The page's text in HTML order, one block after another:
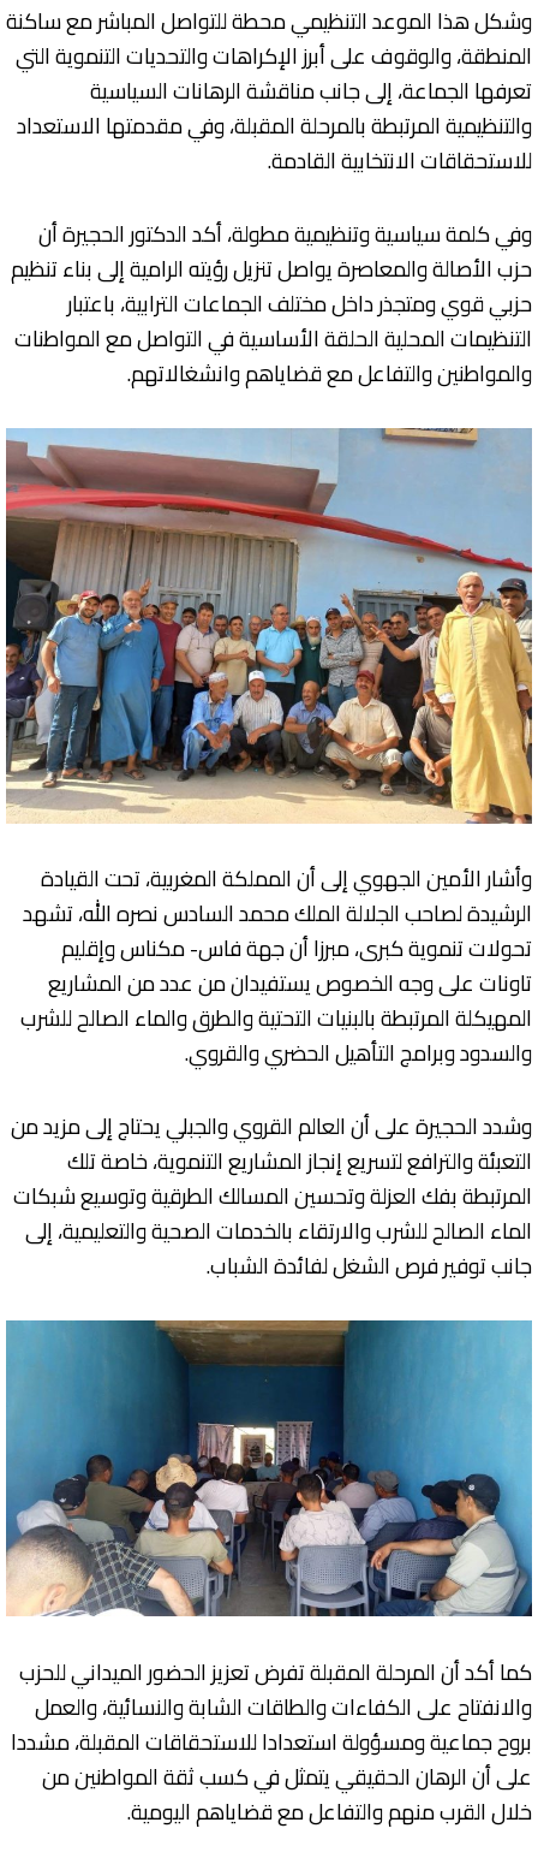
وشكل هذا الموعد التنظيمي محطة للتواصل المباشر مع ساكنة
المنطقة، والوقوف على أبرز الإكراهات والتحديات التنموية التي
تعرفها الجماعة، إلى جانب مناقشة الرهانات السياسية
والتنظيمية المرتبطة بالمرحلة المقبلة، وفي مقدمتها الاستعداد
للاستحقاقات الانتخابية القادمة.
وفي كلمة سياسية وتنظيمية مطولة، أكد الدكتور الحجيرة أن
حزب الأصالة والمعاصرة يواصل تنزيل رؤيته الرامية إلى بناء تنظيم
حزبي قوي ومتجذر داخل مختلف الجماعات الترابية، باعتبار
التنظيمات المحلية الحلقة الأساسية في التواصل مع المواطنات
والمواطنين والتفاعل مع قضاياهم وانشغالاتهم.
وأشار الأمين الجهوي إلى أن المملكة المغربية، تحت القيادة
الرشيدة لصاحب الجلالة الملك محمد السادس نصره الله، تشهد
تحولات تنموية كبرى، مبرزا أن جهة فاس- مكناس وإقليم
تاونات على وجه الخصوص يستفيدان من عدد من المشاريع
المهيكلة المرتبطة بالبنيات التحتية والطرق والماء الصالح للشرب
والسدود وبرامج التأهيل الحضري والقروي.
وشدد الحجيرة على أن العالم القروي والجبلي يحتاج إلى مزيد من
التعبئة والترافع لتسريع إنجاز المشاريع التنموية، خاصة تلك
المرتبطة بفك العزلة وتحسين المسالك الطرقية وتوسيع شبكات
الماء الصالح للشرب والارتقاء بالخدمات الصحية والتعليمية، إلى
جانب توفير فرص الشغل لفائدة الشباب.
كما أكد أن المرحلة المقبلة تفرض تعزيز الحضور الميداني للحزب
والانفتاح على الكفاءات والطاقات الشابة والنسائية، والعمل
بروح جماعية ومسؤولة استعدادا للاستحقاقات المقبلة، مشددا
على أن الرهان الحقيقي يتمثل في كسب ثقة المواطنين من
خلال القرب منهم والتفاعل مع قضاياهم اليومية.